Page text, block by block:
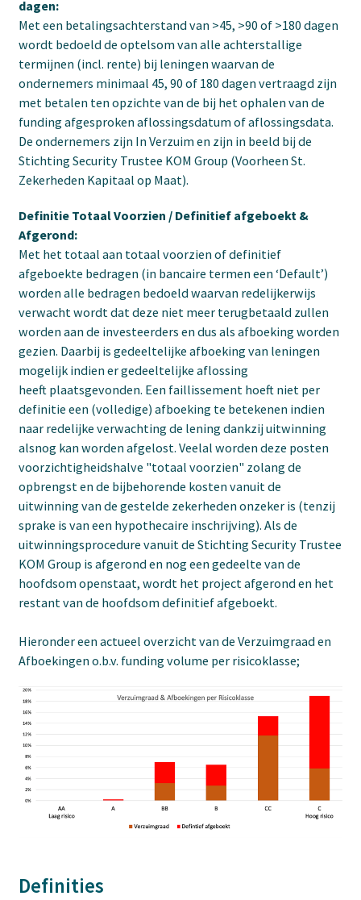
dagen:
Met een betalingsachterstand van >45, >90 of >180 dagen
wordt bedoeld de optelsom van alle achterstallige
termijnen (incl. rente) bij leningen waarvan de
ondernemers minimaal 45, 90 of 180 dagen vertraagd zijn
met betalen ten opzichte van de bij het ophalen van de
funding afgesproken aflossingsdatum of aflossingsdata.
De ondernemers zijn In Verzuim en zijn in beeld bij de
Stichting Security Trustee KOM Group (Voorheen St.
Zekerheden Kapitaal op Maat).
Definitie Totaal Voorzien / Definitief afgeboekt &
Afgerond:
Met het totaal aan totaal voorzien of definitief
afgeboekte bedragen (in bancaire termen een ‘Default’)
worden alle bedragen bedoeld waarvan redelijkerwijs
verwacht wordt dat deze niet meer terugbetaald zullen
worden aan de investeerders en dus als afboeking worden
gezien. Daarbij is gedeeltelijke afboeking van leningen
mogelijk indien er gedeeltelijke aflossing
heeft plaatsgevonden. Een faillissement hoeft niet per
definitie een (volledige) afboeking te betekenen indien
naar redelijke verwachting de lening dankzij uitwinning
alsnog kan worden afgelost. Veelal worden deze posten
voorzichtigheidshalve "totaal voorzien" zolang de
opbrengst en de bijbehorende kosten vanuit de
uitwinning van de gestelde zekerheden onzeker is (tenzij
sprake is van een hypothecaire inschrijving). Als de
uitwinningsprocedure vanuit de Stichting Security Trustee
KOM Group is afgerond en nog een gedeelte van de
hoofdsom openstaat, wordt het project afgerond en het
restant van de hoofdsom definitief afgeboekt.
Hieronder een actueel overzicht van de Verzuimgraad en
Afboekingen o.b.v. funding volume per risicoklasse;
Definities